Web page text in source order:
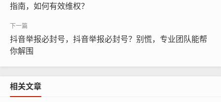
你用技术手段自毁账号——比如批量触发违规检测、伪造
指南，如何有效维权？
抖音举报必封号，抖音举报必封号？别慌，专业团队能帮
你解围
相关文章